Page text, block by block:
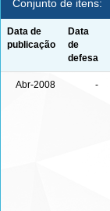
Conjunto de itens:
Data de
publicação
Data
de
defesa
Abr-2008 -